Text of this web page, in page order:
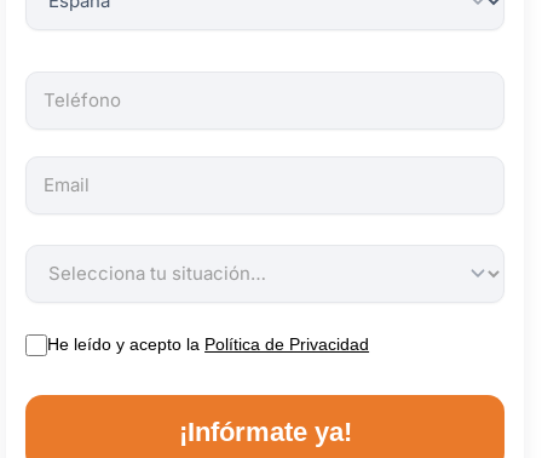
He leído y acepto la Política de Privacidad
¡Infórmate ya!